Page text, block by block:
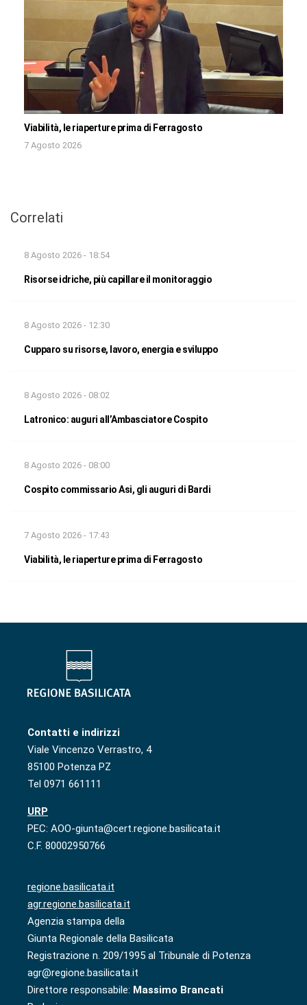
Viabilità, le riaperture prima di Ferragosto
7 Agosto 2026
Correlati
8 Agosto 2026 - 18:54
Risorse idriche, più capillare il monitoraggio
8 Agosto 2026 - 12:30
Cupparo su risorse, lavoro, energia e sviluppo
8 Agosto 2026 - 08:02
Latronico: auguri all’Ambasciatore Cospito
8 Agosto 2026 - 08:00
Cospito commissario Asi, gli auguri di Bardi
7 Agosto 2026 - 17:43
Viabilità, le riaperture prima di Ferragosto
Contatti e indirizzi
Viale Vincenzo Verrastro, 4
85100 Potenza PZ
Tel 0971 661111
URP
PEC: AOO-giunta@cert.regione.basilicata.it
C.F. 80002950766
regione.basilicata.it
agr.regione.basilicata.it
Agenzia stampa della
Giunta Regionale della Basilicata
Registrazione n. 209/1995 al Tribunale di Potenza
agr@regione.basilicata.it
Direttore responsabile: Massimo Brancati